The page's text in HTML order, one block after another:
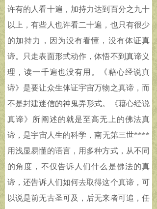
许有的人看十遍，加持力达到百分之九十
以上，有些人也许看二十遍，也只有很少
的加持力，因为没有看懂，没有体证真
谛。只走表面形式动作，体悟不到真谛义
理，读一千遍也没有用。《藉心经说真
谛》是要让众生体证宇宙万物之真谛，而
不是封建迷信的神鬼弄形式。《藉心经说
真谛》所阐述的就是至高无上的佛法真
谛，是宇宙人生的科学，南无第三世****
用浅显易懂的语言，用多种方式，从不同
的角度，不仅告诉人们什么是佛法的真
谛，还告诉人们如何去取得这个真谛，可
以说是前无古圣可及，后无来者可追，任